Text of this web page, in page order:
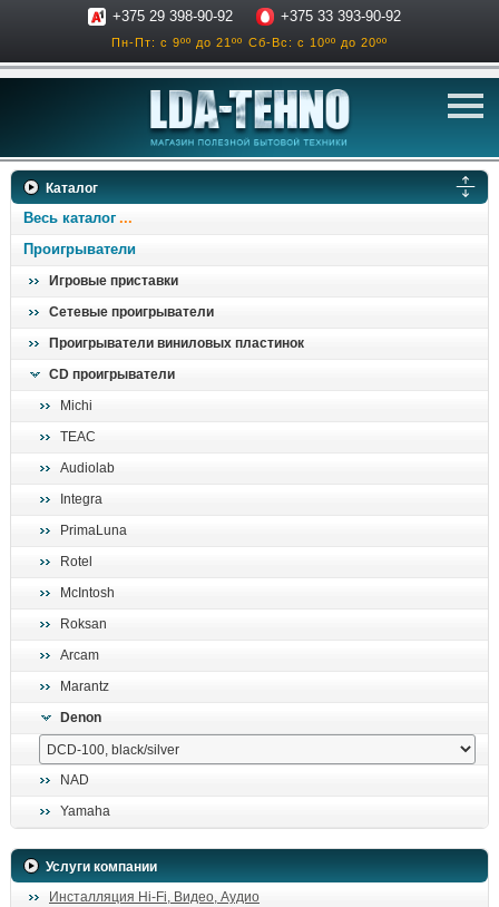
+375 29 398-90-92 +375 33 393-90-92
Пн-Пт: с 9ºº до 21ºº Сб-Вс: с 10ºº до 20ºº
телевизоры
ресиверы, усилители
проигрыватели
Каталог
Весь каталог
Проигрыватели
Игровые приставки
Сетевые проигрыватели
Проигрыватели виниловых пластинок
CD проигрыватели
Michi
TEAC
Audiolab
Integra
PrimaLuna
Rotel
McIntosh
Roksan
Arcam
Marantz
Denon
NAD
Yamaha
Услуги компании
Инсталляция Hi-Fi, Видео, Аудио